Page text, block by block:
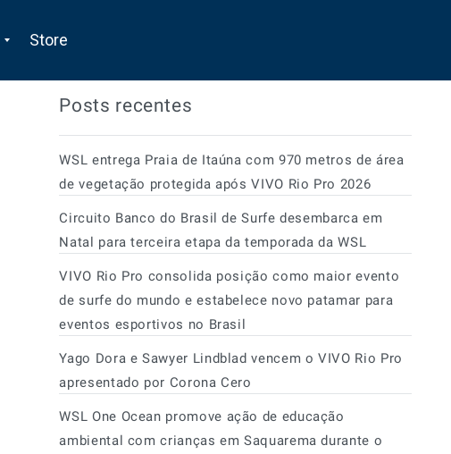
Store
Posts recentes
WSL entrega Praia de Itaúna com 970 metros de área
de vegetação protegida após VIVO Rio Pro 2026
Circuito Banco do Brasil de Surfe desembarca em
Natal para terceira etapa da temporada da WSL
VIVO Rio Pro consolida posição como maior evento
de surfe do mundo e estabelece novo patamar para
eventos esportivos no Brasil
Yago Dora e Sawyer Lindblad vencem o VIVO Rio Pro
apresentado por Corona Cero
WSL One Ocean promove ação de educação
ambiental com crianças em Saquarema durante o